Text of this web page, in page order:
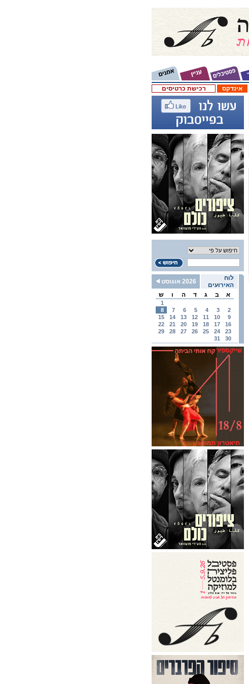
רכישת כרטיסים אינדקס
לוח
האירועים
2026 אוגוסט
א
ב ג ד ה ו ש
1
2
3
4
5
6
7
8
9
10
11
12
13
14
15
16
17
18
19
20
21
22
23
24
25
26
27
28
29
30
31